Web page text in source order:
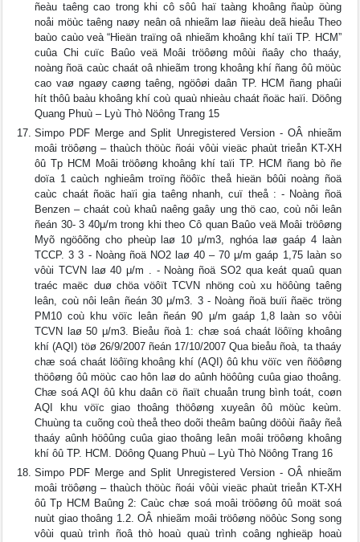
ñeàu taêng cao trong khi cô sôû haï taàng khoâng ñaùp öùng
noåi möùc taêng naøy neân oâ nhieãm laø ñieàu deã hieåu Theo
baùo caùo veà “Hieän traïng oâ nhieãm khoâng khí taïi TP. HCM”
cuûa Chi cuïc Baûo veä Moâi tröôøng môùi ñaây cho thaáy,
noàng ñoä caùc chaát oâ nhieãm trong khoâng khí ñang ôû möùc
cao vaø ngaøy caøng taêng, ngöôøi daân TP. HCM ñang phaûi
hít thôû baàu khoâng khí coù quaù nhieàu chaát ñoäc haïi. Döông
Quang Phuù – Lyù Thò Nöông Trang 15
Simpo PDF Merge and Split Unregistered Version - OÂ nhieãm
moâi tröôøng – thaùch thöùc ñoái vôùi vieäc phaùt trieån KT-XH
ôû Tp HCM Moâi tröôøng khoâng khí taïi TP. HCM ñang bò ñe
doïa 1 caùch nghieâm troïng ñöôïc theå hieän bôûi noàng ñoä
caùc chaát ñoäc haïi gia taêng nhanh, cuï theå : - Noàng ñoä
Benzen – chaát coù khaû naêng gaây ung thö cao, coù nôi leân
ñeán 30- 3 40μ/m trong khi theo Cô quan Baûo veä Moâi tröôøng
Myõ ngöôõng cho pheùp laø 10 μ/m3, nghóa laø gaáp 4 laàn
TCCP. 3 3 - Noàng ñoä NO2 laø 40 – 70 μ/m gaáp 1,75 laàn so
vôùi TCVN laø 40 μ/m . - Noàng ñoä SO2 qua keát quaû quan
traéc maëc duø chöa vöôït TCVN nhöng coù xu höôùng taêng
leân, coù nôi leân ñeán 30 μ/m3. 3 - Noàng ñoä buïi ñaëc tröng
PM10 coù khu vöïc leân ñeán 90 μ/m gaáp 1,8 laàn so vôùi
TCVN laø 50 μ/m3. Bieåu ñoà 1: chæ soá chaát löôïng khoâng
khí (AQI) töø 26/9/2007 ñeán 17/10/2007 Qua bieåu ñoà, ta thaáy
chæ soá chaát löôïng khoâng khí (AQI) ôû khu vöïc ven ñöôøng
thöôøng ôû möùc cao hôn laø do aûnh höôûng cuûa giao thoâng.
Chæ soá AQI ôû khu daân cö ñaït chuaån trung bình toát, coøn
AQI khu vöïc giao thoâng thöôøng xuyeân ôû möùc keùm.
Chuùng ta cuõng coù theå theo doõi theâm baûng döôùi ñaây ñeå
thaáy aûnh höôûng cuûa giao thoâng leân moâi tröôøng khoâng
khí ôû TP. HCM. Döông Quang Phuù – Lyù Thò Nöông Trang 16
Simpo PDF Merge and Split Unregistered Version - OÂ nhieãm
moâi tröôøng – thaùch thöùc ñoái vôùi vieäc phaùt trieån KT-XH
ôû Tp HCM Baûng 2: Caùc chæ soá moâi tröôøng ôû moät soá
nuùt giao thoâng 1.2. OÂ nhieãm moâi tröôøng nöôùc Song song
vôùi quaù trình ñoâ thò hoaù quaù trình coâng nghieäp hoaù